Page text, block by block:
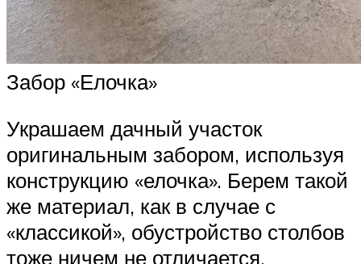
Забор «Елочка»
Украшаем дачный участок
оригинальным забором, используя
конструкцию «елочка». Берем такой
же материал, как в случае с
«классикой», обустройство столбов
тоже ничем не отличается.